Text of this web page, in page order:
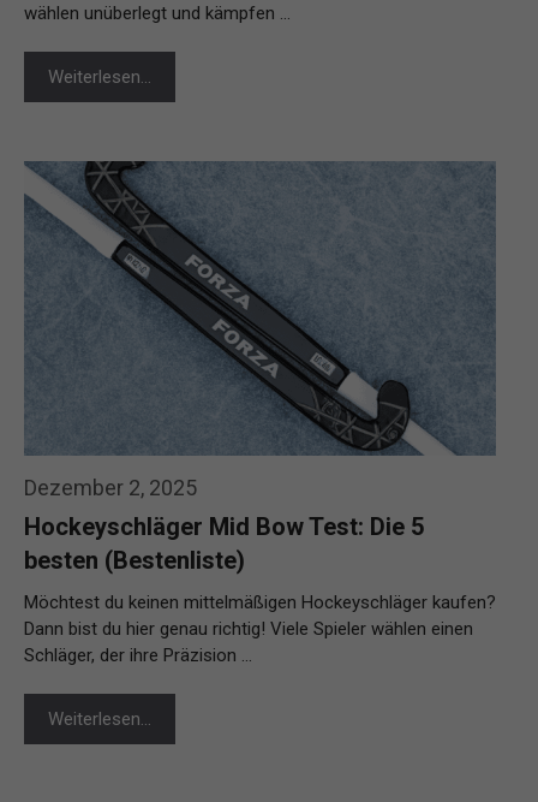
wählen unüberlegt und kämpfen …
Weiterlesen…
Dezember 2, 2025
Hockeyschläger Mid Bow Test: Die 5
besten (Bestenliste)
Möchtest du keinen mittelmäßigen Hockeyschläger kaufen?
Dann bist du hier genau richtig! Viele Spieler wählen einen
Schläger, der ihre Präzision …
Weiterlesen…